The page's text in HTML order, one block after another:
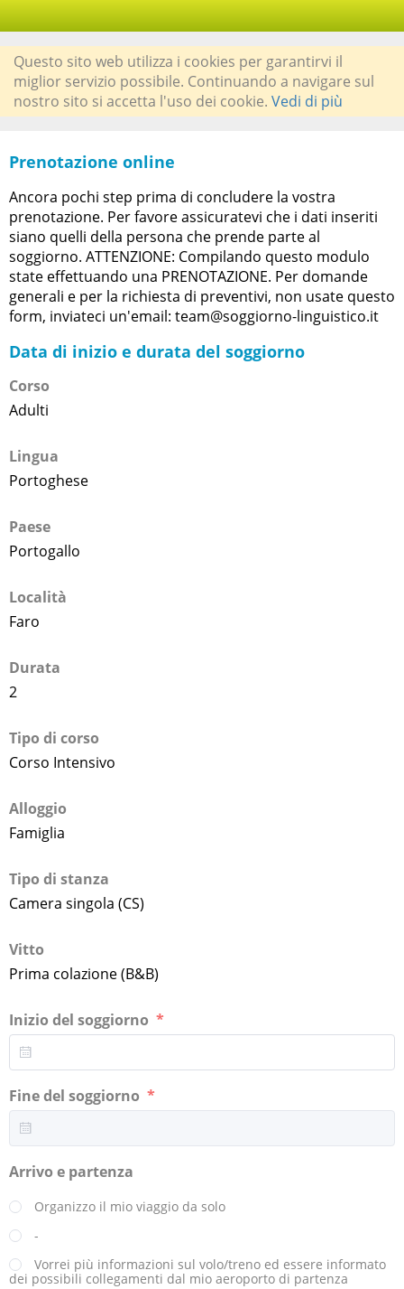
Questo sito web utilizza i cookies per garantirvi il
miglior servizio possibile. Continuando a navigare sul
nostro sito si accetta l'uso dei cookie. Vedi di più
Prenotazione online
Ancora pochi step prima di concludere la vostra
prenotazione. Per favore assicuratevi che i dati inseriti
siano quelli della persona che prende parte al
soggiorno. ATTENZIONE: Compilando questo modulo
state effettuando una PRENOTAZIONE. Per domande
generali e per la richiesta di preventivi, non usate questo
form, inviateci un'email: team@soggiorno-linguistico.it
Data di inizio e durata del soggiorno
Corso
Adulti
Lingua
Portoghese
Paese
Portogallo
Località
Faro
Durata
2
Tipo di corso
Corso Intensivo
Alloggio
Famiglia
Tipo di stanza
Camera singola (CS)
Vitto
Prima colazione (B&B)
Inizio del soggiorno
Fine del soggiorno
Arrivo e partenza
Organizzo il mio viaggio da solo
-
Vorrei più informazioni sul volo/treno ed essere informato
dei possibili collegamenti dal mio aeroporto di partenza